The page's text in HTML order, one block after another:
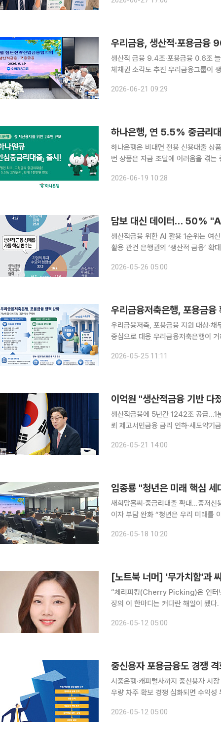
데이는 ‘금상소(금융상품소개서)’를
우리금융, 생산적·포용금융
생산적 금융 9.4조·포용금융 0.6조
체채권 소각도 추진 우리금융그룹이 생산적·포용금융 확대를 위해 ‘미래동반성장프로젝트’ 규모를
2026-06-21 09:29
하나은행, 연 5.5% 중금리
하나은행은 비대면 전용 신용대출 상
번 상품은 자금 조달에 어려움을 겪는
공한다. 고정금리 방식인 만큼 금
2026-06-19 10:28
생산적금융 위한 AI 활용 1순위는 여
활용 관건 은행권의 ‘생산적 금융’ 확대 흐름에 발맞춰 여신 심사와 신용평가 체계의 패러다임이 통
존의 재무상태 표면만 보던 방식에서
2026-05-26 05:00
우리금융저축은행, 포용금
우리금융저축, 포용금융 지원 대상·
중심으로 대응 우리금융저축은행이 거래 고객 중 채무 조정을 겪는 금융취약계층의 연체이자를 원
약차주의 채무 부담을 실질적으로 덜
2026-05-25 11:11
이억원 "생산적금융 기반
생산적금융에 5년간 1242조 공급…1
뢰 제고서민금융 금리 인하·새도약기금으로 민생 부담 완화
전환의 기틀을 완성했다고 평가했다.
2026-05-21 14:00
임종룡 "청년은 미래 핵심
새희망홀씨·중금리대출 확대…중저
이자 부담 완화 “청년은 우리 미래를 이끌어갈 핵심 세대입니다. 이들이 희망을 잃지 않도록 실질적
융 확대에 전사적인 드라이브를 걸었
2026-05-18 10:20
[노트북 너머] '무가치함'과
“체리피킹(Cherry Picking)은 인터
장의 이 한마디는 커다란 해일이 됐
비율이 크게 상향되는 것 아니냐는 불
2026-05-12 05:00
시중은행·캐피털사까지 중신용자 시
우량 차주 확보 경쟁 심화되면 수익성 부담 확대 중저신용자 대출 시장을 둘
시중은행들까지 중금리대출 확대에
2026-05-12 05:00